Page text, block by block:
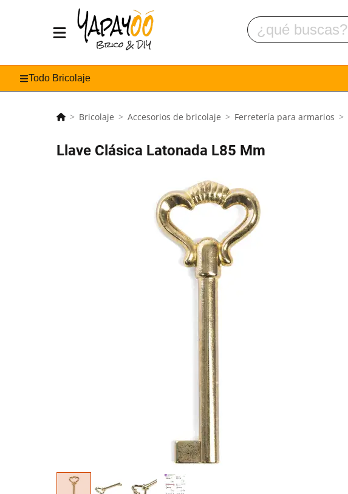
Todo Bricolaje
Bricolaje Accesorios de bricolaje Ferretería para armarios
Llave Clásica Latonada L85 Mm